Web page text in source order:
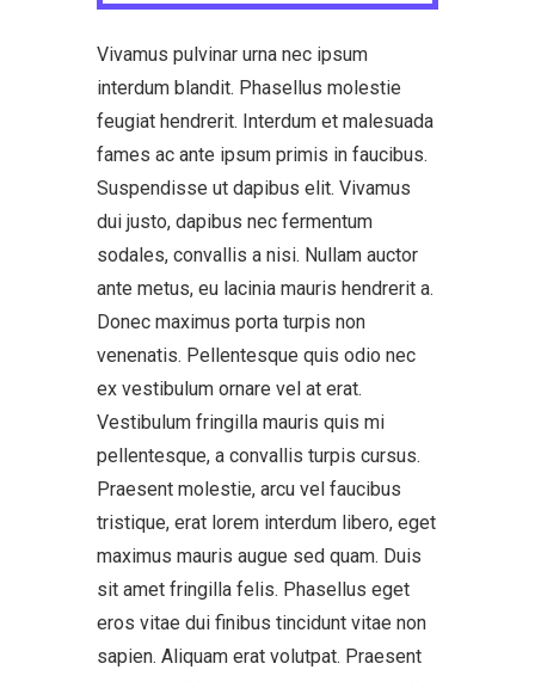
Vivamus pulvinar urna nec ipsum
interdum blandit. Phasellus molestie
feugiat hendrerit. Interdum et malesuada
fames ac ante ipsum primis in faucibus.
Suspendisse ut dapibus elit. Vivamus
dui justo, dapibus nec fermentum
sodales, convallis a nisi. Nullam auctor
ante metus, eu lacinia mauris hendrerit a.
Donec maximus porta turpis non
venenatis. Pellentesque quis odio nec
ex vestibulum ornare vel at erat.
Vestibulum fringilla mauris quis mi
pellentesque, a convallis turpis cursus.
Praesent molestie, arcu vel faucibus
tristique, erat lorem interdum libero, eget
maximus mauris augue sed quam. Duis
sit amet fringilla felis. Phasellus eget
eros vitae dui finibus tincidunt vitae non
sapien. Aliquam erat volutpat. Praesent